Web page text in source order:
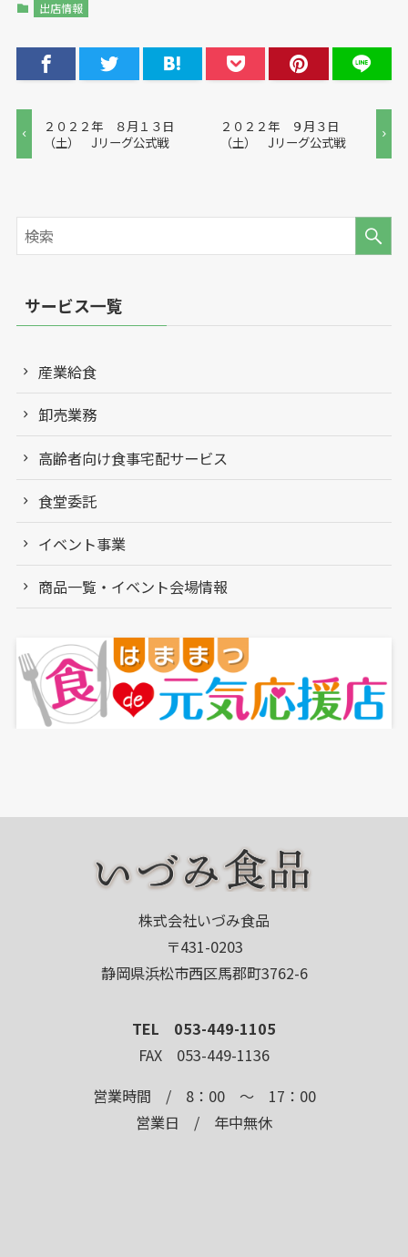
出店情報
２０２２年 ８月１３日
（土） Jリーグ公式戦
２０２２年 ９月３日
（土） Jリーグ公式戦
サービス一覧
産業給食
卸売業務
高齢者向け食事宅配サービス
食堂委託
イベント事業
商品一覧・イベント会場情報
株式会社いづみ食品
〒431-0203
静岡県浜松市西区馬郡町3762-6
TEL 053-449-1105
FAX 053-449-1136
営業時間 / 8：00 ～ 17：00
営業日 / 年中無休